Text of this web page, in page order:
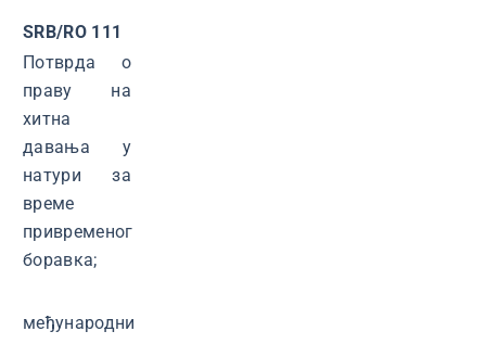
SRB/RO 111
Потврда о
праву на
хитна
давања у
натури за
време
привременог
боравка;
међународни